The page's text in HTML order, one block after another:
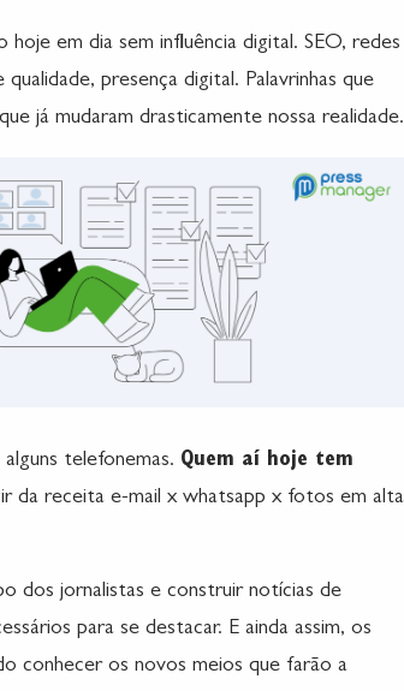
em dia sem influência digital. SEO, redes
presença digital. Palavrinhas que
já mudaram drasticamente nossa realidade.
telefonemas. Quem aí hoje tem
da receita e-mail x whatsapp x fotos em alta
dos jornalistas e construir notícias de
para se destacar. E ainda assim, os
conhecer os novos meios que farão a